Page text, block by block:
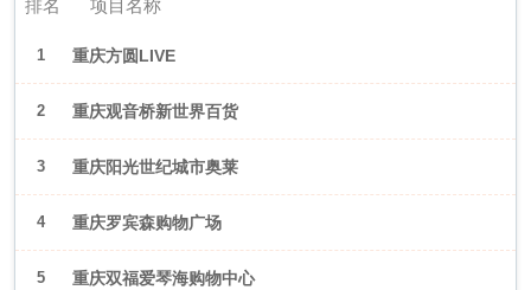
排名 项目名称
1 重庆方圆LIVE
2 重庆观音桥新世界百货
3 重庆阳光世纪城市奥莱
4 重庆罗宾森购物广场
5 重庆双福爱琴海购物中心